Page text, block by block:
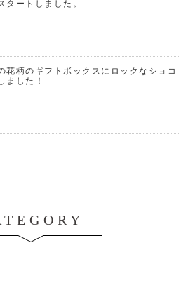
タートしました。
花柄のギフトボックスにロックなショコ
ました！